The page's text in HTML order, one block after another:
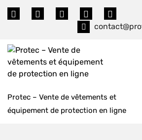
Skip
Protec – Vente de vêtements et
équipement de protection en ligne